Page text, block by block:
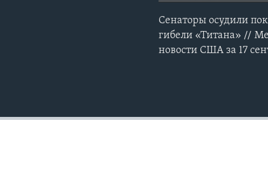
Сенаторы осудили
гибели «Титана» //
новости США за 17